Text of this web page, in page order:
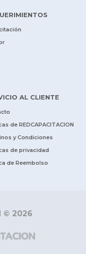
AL CLIENTE
de REDCAPACITACION
y Condiciones
de privacidad
de Reembolso
© 2026